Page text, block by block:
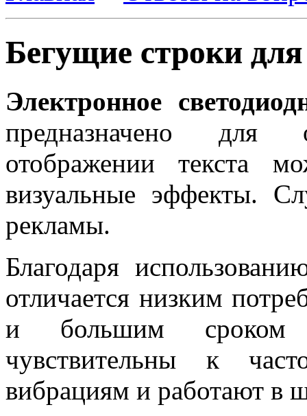
Бегущие строки
Электронное
предназначено для
отображении текста
визуальные эффекты.
рекламы.
Благодаря
отличается низким
и большим сроком
чувствительны к
вибрациям и работают в